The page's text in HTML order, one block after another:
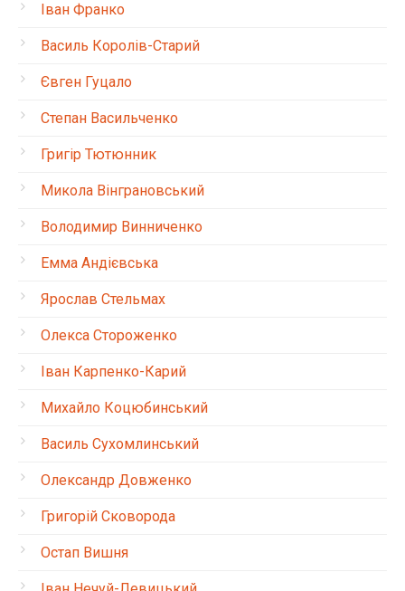
Іван Франко
Василь Королів-Старий
Євген Гуцало
Степан Васильченко
Григір Тютюнник
Микола Вінграновський
Володимир Винниченко
Емма Андієвська
Ярослав Стельмах
Олекса Стороженко
Іван Карпенко-Карий
Михайло Коцюбинський
Василь Сухомлинський
Олександр Довженко
Григорій Сковорода
Остап Вишня